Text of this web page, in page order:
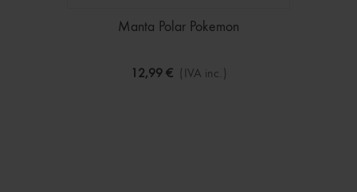
Manta Polar Pokemon
12,99 € (IVA inc.)